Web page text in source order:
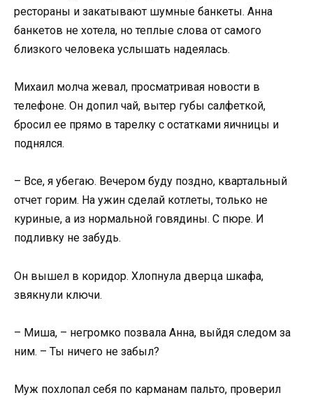
рестораны и закатывают шумные банкеты. Анна
банкетов не хотела, но теплые слова от самого
близкого человека услышать надеялась.
Михаил молча жевал, просматривая новости в
телефоне. Он допил чай, вытер губы салфеткой,
бросил ее прямо в тарелку с остатками яичницы и
поднялся.
– Все, я убегаю. Вечером буду поздно, квартальный
отчет горим. На ужин сделай котлеты, только не
куриные, а из нормальной говядины. С пюре. И
подливку не забудь.
Он вышел в коридор. Хлопнула дверца шкафа,
звякнули ключи.
– Миша, – негромко позвала Анна, выйдя следом за
ним. – Ты ничего не забыл?
Муж похлопал себя по карманам пальто, проверил